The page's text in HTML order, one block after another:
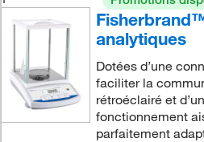
analytiques
Dotées d’une
faciliter la
rétroéclairé et
fonctionnement
parfaitement